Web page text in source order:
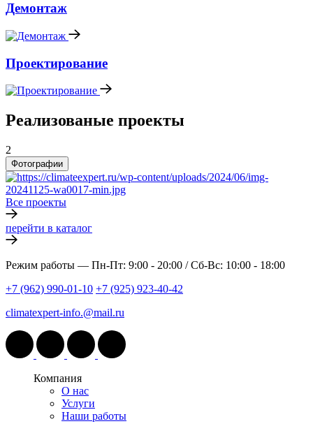
Демонтаж
Проектирование
Реализованые проекты
2
Фотографии
Все проекты
перейти в каталог
Режим работы — Пн-Пт: 9:00 - 20:00 / Сб-Вс: 10:00 - 18:00
+7 (962) 990-01-10 +7 (925) 923-40-42
climatexpert-info.@mail.ru
Компания
О нас
Услуги
Наши работы